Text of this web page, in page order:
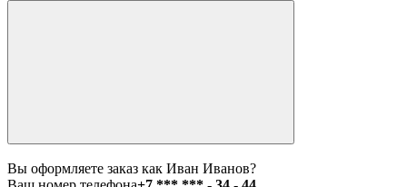
Вы оформляете заказ как Иван Иванов?